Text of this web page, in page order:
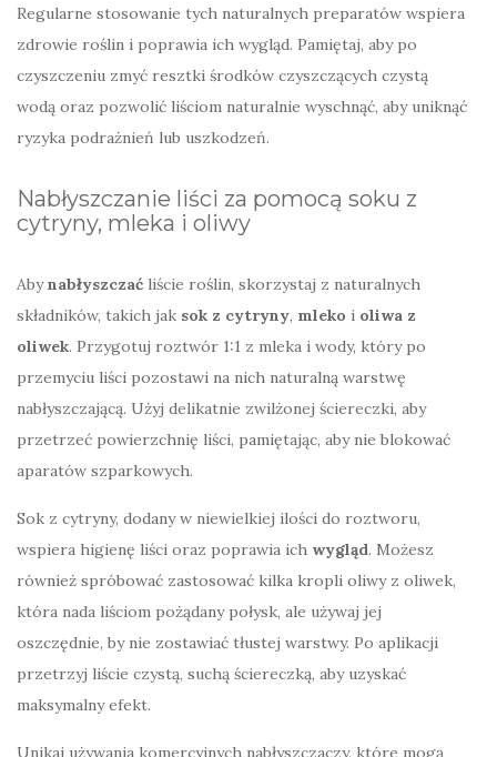
Regularne stosowanie tych naturalnych preparatów wspiera
zdrowie roślin i poprawia ich wygląd. Pamiętaj, aby po
czyszczeniu zmyć resztki środków czyszczących czystą
wodą oraz pozwolić liściom naturalnie wyschnąć, aby uniknąć
ryzyka podrażnień lub uszkodzeń.
Nabłyszczanie liści za pomocą soku z
cytryny, mleka i oliwy
Abynabłyszczać liście roślin, skorzystaj z naturalnych
składników, takich jak sok z cytryny, mleko i oliwa z
oliwek. Przygotuj roztwór 1:1 z mleka i wody, który po
przemyciu liści pozostawi na nich naturalną warstwę
nabłyszczającą. Użyj delikatnie zwilżonej ściereczki, aby
przetrzeć powierzchnię liści, pamiętając, aby nie blokować
aparatów szparkowych.
Sok z cytryny, dodany w niewielkiej ilości do roztworu,
wspiera higienę liści oraz poprawia ich wygląd. Możesz
również spróbować zastosować kilka kropli oliwy z oliwek,
która nada liściom pożądany połysk, ale używaj jej
oszczędnie, by nie zostawiać tłustej warstwy. Po aplikacji
przetrzyj liście czystą, suchą ściereczką, aby uzyskać
maksymalny efekt.
Unikaj używania komercyjnych nabłyszczaczy, które mogą